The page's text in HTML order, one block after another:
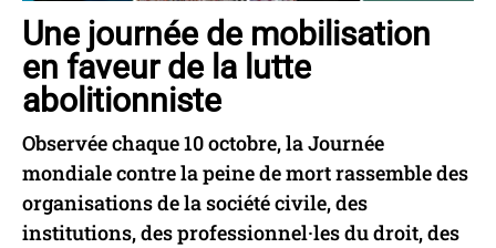
Une journée de mobilisation
en faveur de la lutte
abolitionniste
Observée chaque 10 octobre, la Journée
mondiale contre la peine de mort rassemble des
organisations de la société civile, des
institutions, des professionnel·les du droit, des